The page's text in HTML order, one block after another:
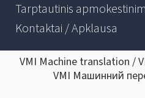
Tarptautinis
Kontaktai / Apklausa
VMI Machine translation /
VMI Машинний